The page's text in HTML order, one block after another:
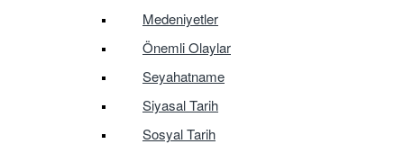
Medeniyetler
Önemli Olaylar
Seyahatname
Siyasal Tarih
Sosyal Tarih